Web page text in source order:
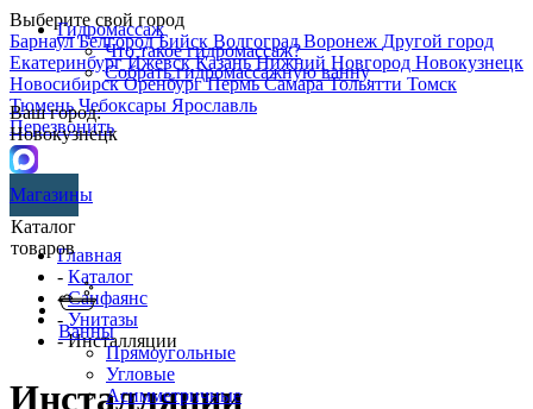
Выберите свой город
БарнаулБелгородБийск ВолгоградВоронеж Другой город
ЕкатеринбургИжевскКазаньНижний Новгород Новокузнецк
НовосибирскОренбургПермьСамараТольятти Томск
ТюменьЧебоксары Ярославль
Перезвонить
Гидромассаж
Что такое гидромассаж?
Собрать гидромассажную ванну
Ваш город:
Новокузнецк
Магазины
Каталог
товаров
Ванны
Прямоугольные
Угловые
Асимметричные
Главная
- Каталог
-Санфаянс
- Унитазы
- Инсталляции
Инсталляции